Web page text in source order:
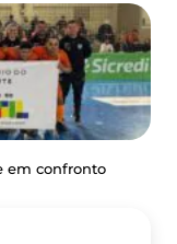
em confronto